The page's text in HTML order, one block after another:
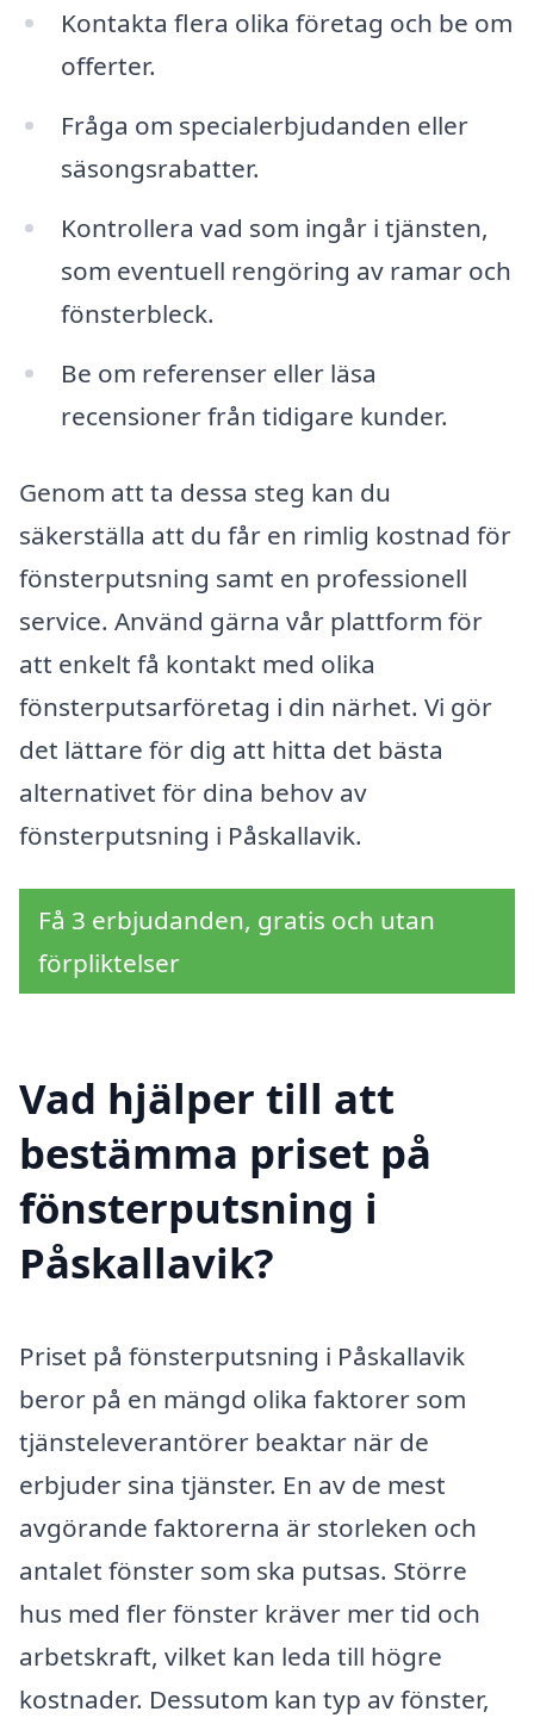
Kontakta flera olika företag och be om
offerter.
Fråga om specialerbjudanden eller
säsongsrabatter.
Kontrollera vad som ingår i tjänsten,
som eventuell rengöring av ramar och
fönsterbleck.
Be om referenser eller läsa
recensioner från tidigare kunder.
Genom att ta dessa steg kan du
säkerställa att du får en rimlig kostnad för
fönsterputsning samt en professionell
service. Använd gärna vår plattform för
att enkelt få kontakt med olika
fönsterputsarföretag i din närhet. Vi gör
det lättare för dig att hitta det bästa
alternativet för dina behov av
fönsterputsning i Påskallavik.
Få 3 erbjudanden, gratis och utan
förpliktelser
Vad hjälper till att
bestämma priset på
fönsterputsning i
Påskallavik?
Priset på fönsterputsning i Påskallavik
beror på en mängd olika faktorer som
tjänsteleverantörer beaktar när de
erbjuder sina tjänster. En av de mest
avgörande faktorerna är storleken och
antalet fönster som ska putsas. Större
hus med fler fönster kräver mer tid och
arbetskraft, vilket kan leda till högre
kostnader. Dessutom kan typ av fönster,